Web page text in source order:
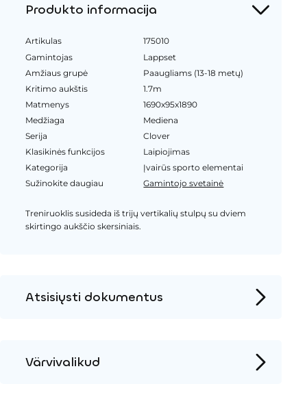
Produkto informacija
Artikulas
175010
Gamintojas
Lappset
Amžiaus grupė
Paaugliams (13-18 metų)
Kritimo aukštis
1.7m
Matmenys
1690x95x1890
Medžiaga
Mediena
Serija
Clover
Klasikinės funkcijos
Laipiojimas
Kategorija
Įvairūs sporto elementai
Sužinokite daugiau
Gamintojo svetainė
Treniruoklis susideda iš trijų vertikalių stulpų su dviem
skirtingo aukščio skersiniais.
Atsisiųsti dokumentus
Värvivalikud